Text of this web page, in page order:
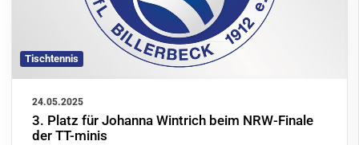
Tischtennis
24.05.2025
3. Platz für Johanna Wintrich beim NRW-Finale
der TT-minis